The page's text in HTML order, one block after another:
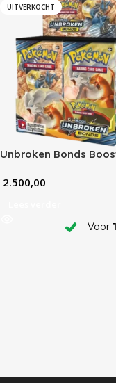
UITVERKOCHT
Unbroken Bonds
2.500,00
Voor